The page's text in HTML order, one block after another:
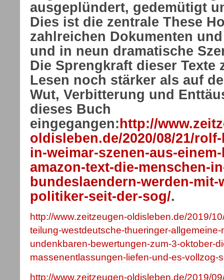
ausgeplündert, gedemütigt
Dies ist die zentrale These
zahlreichen Dokumenten
und in neun dramatische
Die Sprengkraft dieser Texte
Lesen noch stärker als auf
Wut, Verbitterung und
dieses Buch
eingegangen: http://
oldisleben.de/2020/08/21/
in-weimar-szenen-aus-
amazon-text-die-menschen-
bundeslaendern-werden-mit-
politiker-seit-der-sog/.
http://www.zeitzeugen-oldisleben.de/2019/
teilung-westdeutsche-thueringer-
undenkbaren-bewertungen-zum-3-oktober-
massenentlassungen-liefen-und-es-vollzog-
http://www.zeitzeugen-oldisleben.de/2019/